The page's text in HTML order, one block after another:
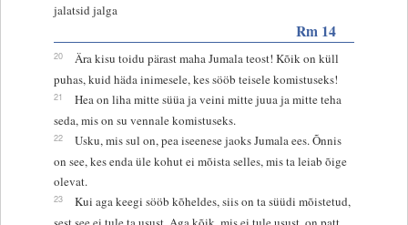
jalatsid jalga
Rm 14
20
Ära kisu toidu pärast maha Jumala teost! Kõik on küll
puhas, kuid häda inimesele, kes sööb teisele komistuseks!
21
Hea on liha mitte süüa ja veini mitte juua ja mitte teha
seda, mis on su vennale komistuseks.
22
Usku, mis sul on, pea iseenese jaoks Jumala ees. Õnnis
on see, kes enda üle kohut ei mõista selles, mis ta leiab õige
olevat.
23
Kui aga keegi sööb kõheldes, siis on ta süüdi mõistetud,